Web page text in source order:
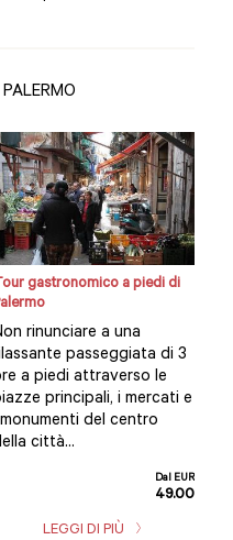
gastronomico a piedi di
rinunciare a una
passeggiata di 3
a piedi attraverso le
principali, i mercati e
del centro
città...
Dal EUR
49.00
LEGGI DI PIÙ